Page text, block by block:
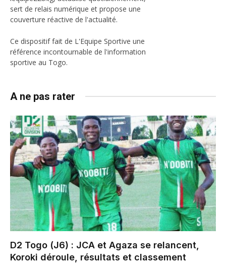
sert de relais numérique et propose une
couverture réactive de l'actualité.
Ce dispositif fait de L'Equipe Sportive une
référence incontournable de l'information
sportive au Togo.
A ne pas rater
D2 Togo (J6) : JCA et Agaza se relancent,
Koroki déroule, résultats et classement